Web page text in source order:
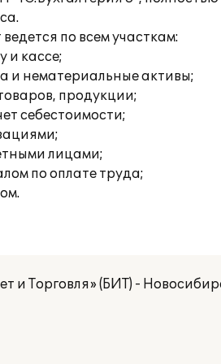
по всем участкам:
и кассе;
и нематериальные активы;
продукции;
себестоимости;
лицами;
по оплате труда;
и Торговля» (БИТ) -